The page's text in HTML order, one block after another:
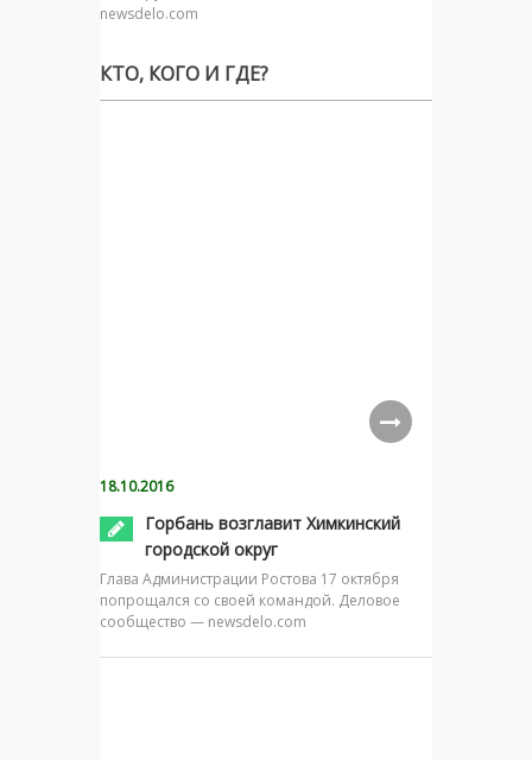
newsdelo.com
КТО, КОГО И ГДЕ?
18.10.2016
Горбань возглавит Химкинский
городской округ
Глава Администрации Ростова 17 октября
попрощался со своей командой. Деловое
сообщество — newsdelo.com